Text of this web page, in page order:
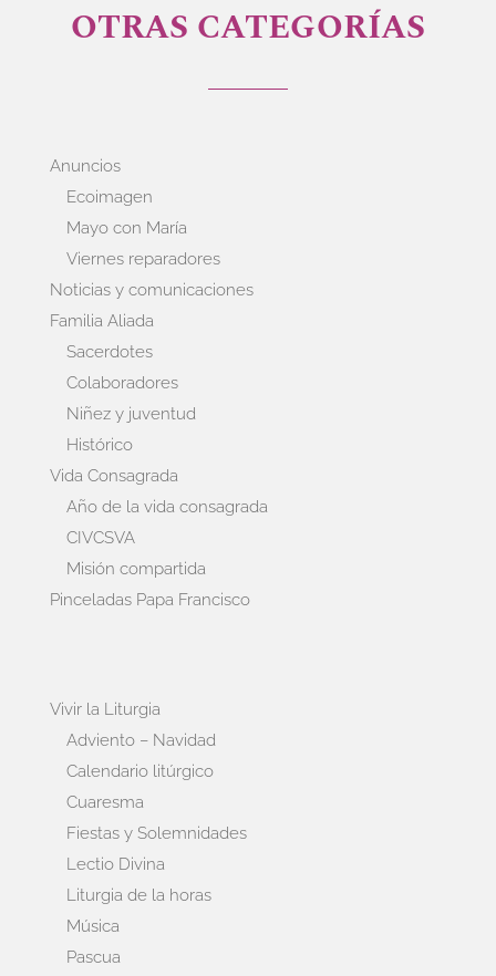
OTRAS CATEGORÍAS
Anuncios
Ecoimagen
Mayo con María
Viernes reparadores
Noticias y comunicaciones
Familia Aliada
Sacerdotes
Colaboradores
Niñez y juventud
Histórico
Vida Consagrada
Año de la vida consagrada
CIVCSVA
Misión compartida
Pinceladas Papa Francisco
Vivir la Liturgia
Adviento – Navidad
Calendario litúrgico
Cuaresma
Fiestas y Solemnidades
Lectio Divina
Liturgia de la horas
Música
Pascua